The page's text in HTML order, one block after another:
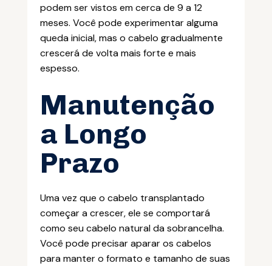
podem ser vistos em cerca de 9 a 12
meses. Você pode experimentar alguma
queda inicial, mas o cabelo gradualmente
crescerá de volta mais forte e mais
espesso.
Manutenção
a Longo
Prazo
Uma vez que o cabelo transplantado
começar a crescer, ele se comportará
como seu cabelo natural da sobrancelha.
Você pode precisar aparar os cabelos
para manter o formato e tamanho de suas